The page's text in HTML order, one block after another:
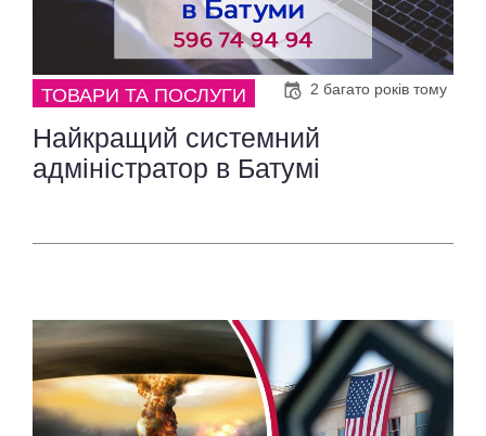
ТОВАРИ ТА ПОСЛУГИ 2 багато років тому
Найкращий системний
адміністратор в Батумі